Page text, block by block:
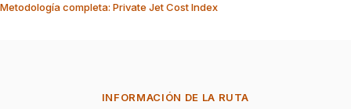
Metodología completa: Private Jet Cost Index
INFORMACIÓN DE LA RUTA